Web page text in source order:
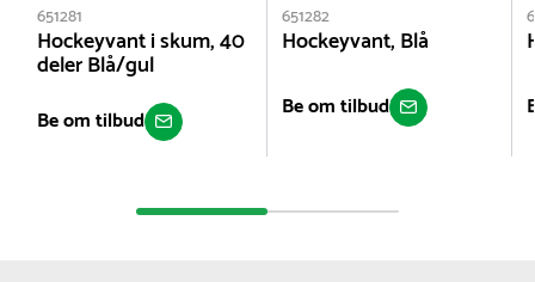
651281
Hockeyvant i skum, 40
deler Blå/gul
Be om tilbud
651282
Hockeyvant, Blå
Be om tilbud